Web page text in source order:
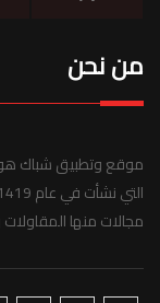
من نحن
موقع وتطبيق شباك هو
مجالات منها